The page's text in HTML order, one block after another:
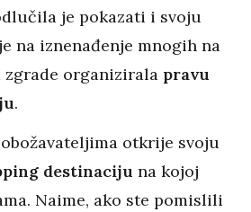
je pokazati i svoju
na iznenađenje mnogih na
organizirala pravu
.
otkrije svoju
destinaciju na kojoj
Naime, ako ste pomislili